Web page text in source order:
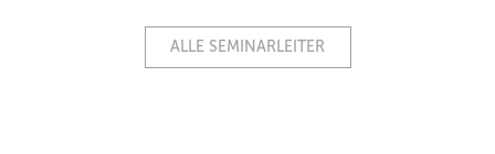
ALLE SEMINARLEITER